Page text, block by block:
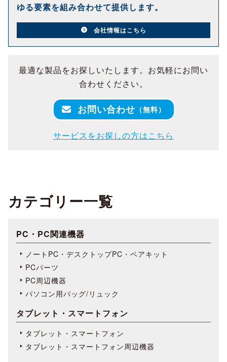
ゆる要素を組み合わせて提供します。
会社情報はこちら
最適な製品をお探しいたします。お気軽にお問い
合わせください。
お問い合わせ （無料）
サービスをお探しの方はこちら
カテゴリー一覧
PC・PC関連機器
ノートPC・デスクトップPC・ベアキット
PCパーツ
PC周辺機器
パソコン用バッグ/リュック
タブレット・スマートフォン
タブレット・スマートフォン
タブレット・スマートフォン周辺機器